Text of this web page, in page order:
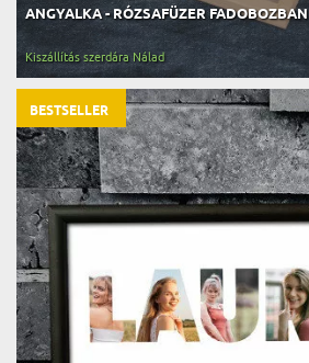
ANGYALKA - RÓZSAFÜZER FADOBOZBAN
Kiszállítás szerdára Nálad
BESTSELLER